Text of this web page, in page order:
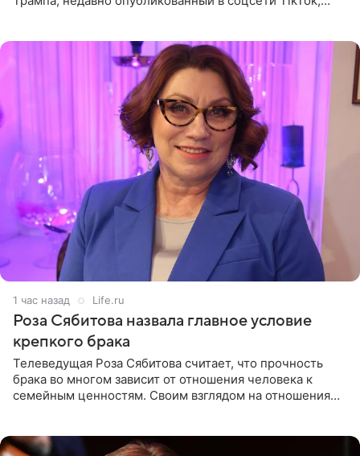
1 час назад Life.ru
Роза Сябитова назвала главное условие
крепкого брака
Телеведущая Роза Сябитова считает, что прочность
брака во многом зависит от отношения человека к
семейным ценностям. Своим взглядом на отношения